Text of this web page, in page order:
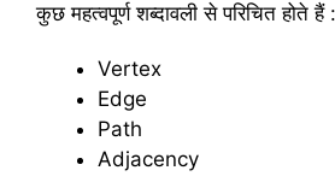
कुछ महत्वपूर्ण शब्दावली से परिचित होते हैं
Vertex
Edge
Path
Adjacency